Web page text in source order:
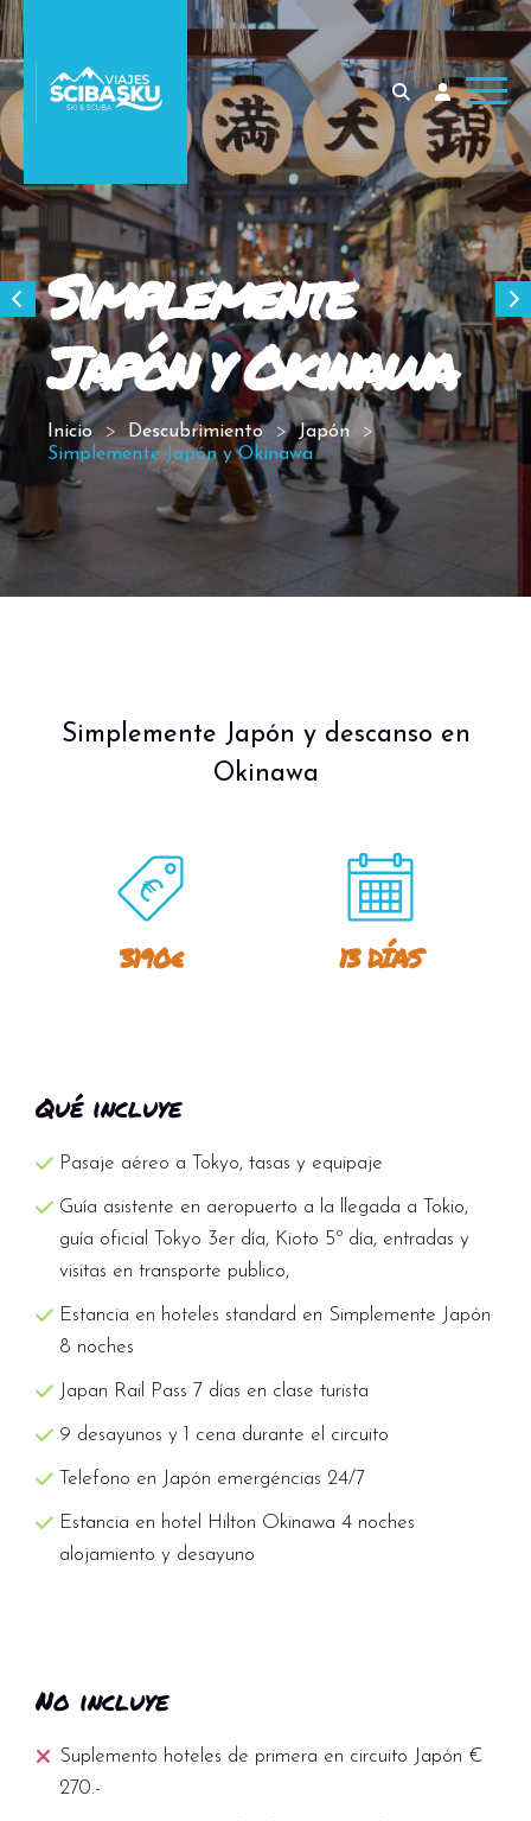
Simplemente
Japón y Okinawa
Inicio Descubrimiento
Japón
Simplemente Japón y Okinawa
Simplemente Japón y descanso en
Okinawa
3190€ 13 DÍAS
Qué incluye
Pasaje aéreo a Tokyo, tasas y equipaje
Guía asistente en aeropuerto a la llegada a Tokio,
guía oficial Tokyo 3er día, Kioto 5º día, entradas y
visitas en transporte publico,
Estancia en hoteles standard en Simplemente Japón
8 noches
Japan Rail Pass 7 días en clase turista
9 desayunos y 1 cena durante el circuito
Telefono en Japón emergéncias 24/7
Estancia en hotel Hilton Okinawa 4 noches
alojamiento y desayuno
No incluye
Suplemento hoteles de primera en circuito Japón €
270.-